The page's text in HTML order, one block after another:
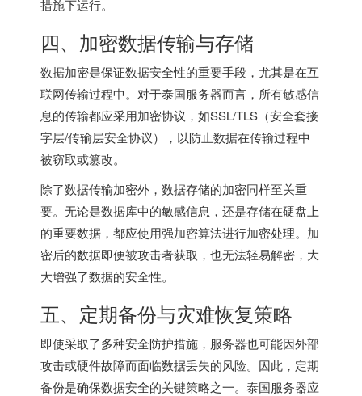
措施下运行。
四、加密数据传输与存储
数据加密是保证数据安全性的重要手段，尤其是在互
联网传输过程中。对于泰国服务器而言，所有敏感信
息的传输都应采用加密协议，如SSL/TLS（安全套接
字层/传输层安全协议），以防止数据在传输过程中
被窃取或篡改。
除了数据传输加密外，数据存储的加密同样至关重
要。无论是数据库中的敏感信息，还是存储在硬盘上
的重要数据，都应使用强加密算法进行加密处理。加
密后的数据即便被攻击者获取，也无法轻易解密，大
大增强了数据的安全性。
五、定期备份与灾难恢复策略
即使采取了多种安全防护措施，服务器也可能因外部
攻击或硬件故障而面临数据丢失的风险。因此，定期
备份是确保数据安全的关键策略之一。泰国服务器应